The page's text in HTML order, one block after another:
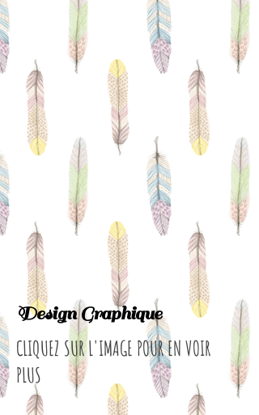
Design Graphique
CLIQUEZ SUR L'IMAGE POUR EN VOIR
PLUS